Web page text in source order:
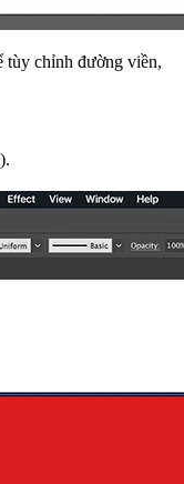
tùy chỉnh đường viền,